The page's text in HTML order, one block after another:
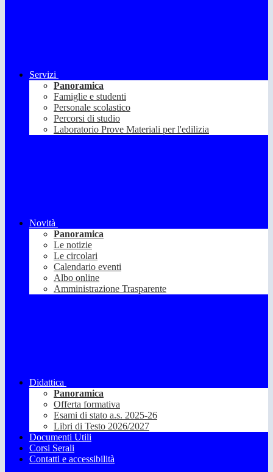
Servizi
Panoramica
Famiglie e studenti
Personale scolastico
Percorsi di studio
Laboratorio Prove Materiali per l'edilizia
Novità
Panoramica
Le notizie
Le circolari
Calendario eventi
Albo online
Amministrazione Trasparente
Didattica
Panoramica
Offerta formativa
Esami di stato a.s. 2025-26
Libri di Testo 2026/2027
Documenti Utili
Corsi Serali
Contatti e accessibilità